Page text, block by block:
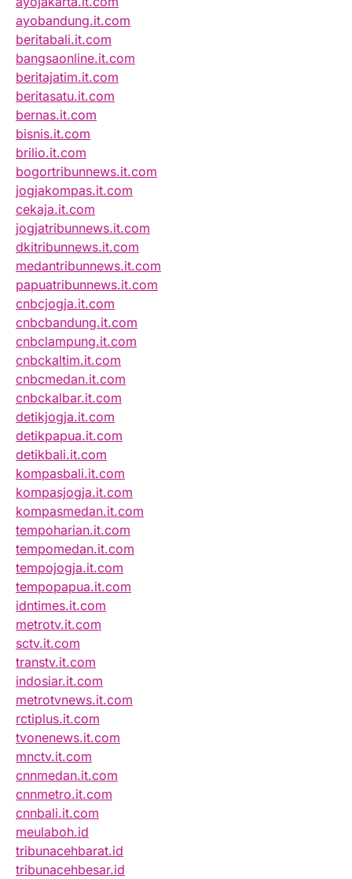
ayobandung.it.com
beritabali.it.com
bangsaonline.it.com
beritajatim.it.com
beritasatu.it.com
bernas.it.com
bisnis.it.com
brilio.it.com
bogortribunnews.it.com
jogjakompas.it.com
cekaja.it.com
jogjatribunnews.it.com
dkitribunnews.it.com
medantribunnews.it.com
papuatribunnews.it.com
cnbcjogja.it.com
cnbcbandung.it.com
cnbclampung.it.com
cnbckaltim.it.com
cnbcmedan.it.com
cnbckalbar.it.com
detikjogja.it.com
detikpapua.it.com
detikbali.it.com
kompasbali.it.com
kompasjogja.it.com
kompasmedan.it.com
tempoharian.it.com
tempomedan.it.com
tempojogja.it.com
tempopapua.it.com
idntimes.it.com
metrotv.it.com
sctv.it.com
transtv.it.com
indosiar.it.com
metrotvnews.it.com
rctiplus.it.com
tvonenews.it.com
mnctv.it.com
cnnmedan.it.com
cnnmetro.it.com
cnnbali.it.com
meulaboh.id
tribunacehbarat.id
tribunacehbesar.id